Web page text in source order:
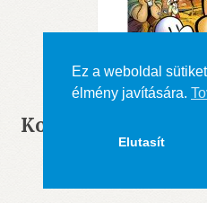
Konc 4. – A
Ez a weboldal
élmény javítására.
Elutasít